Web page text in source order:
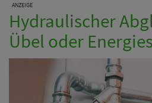
ANZEIGE
Hydraulischer
Übel oder